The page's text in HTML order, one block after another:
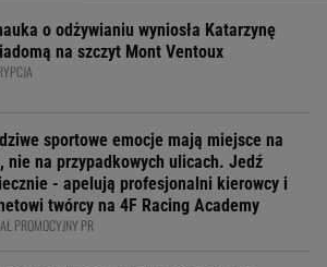
o odżywianiu wyniosła Katarzynę
na szczyt Mont Ventoux
sportowe emocje mają miejsce na
nie na przypadkowych ulicach. Jedź
- apelują profesjonalni kierowcy i
twórcy na 4F Racing Academy
PROMOCYJNY PR